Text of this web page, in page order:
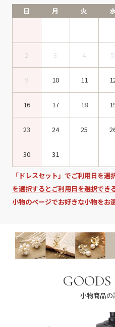
日
月 火
2 3 4 5
9 10 11
16 17 18
23 24 25
30 31
「ドレスセット」でご利用日を選
を選択するとご利用日を選択でき
小物のページでお好きな小物をお
小物商品の